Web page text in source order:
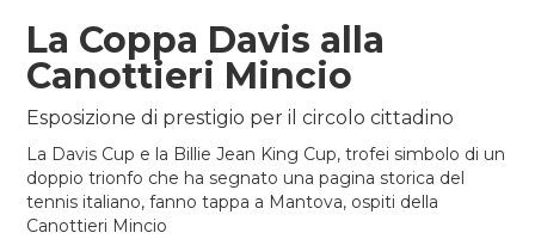
La Coppa Davis alla
Canottieri Mincio
Esposizione di prestigio per il circolo cittadino
La Davis Cup e la Billie Jean King Cup, trofei simbolo di un
doppio trionfo che ha segnato una pagina storica del
tennis italiano, fanno tappa a Mantova, ospiti della
Canottieri Mincio